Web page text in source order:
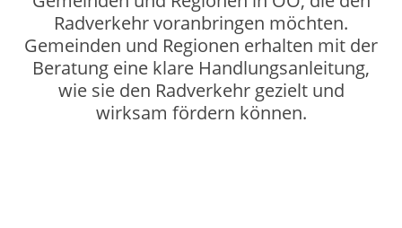
Radverkehr voranbringen möchten.
Gemeinden und Regionen erhalten mit der
Beratung eine klare Handlungsanleitung,
wie sie den Radverkehr gezielt und
wirksam fördern können.